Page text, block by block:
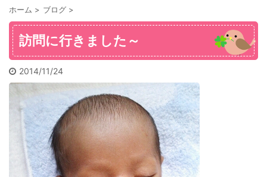
ホーム > ブログ >
訪問に行きました～
2014/11/24